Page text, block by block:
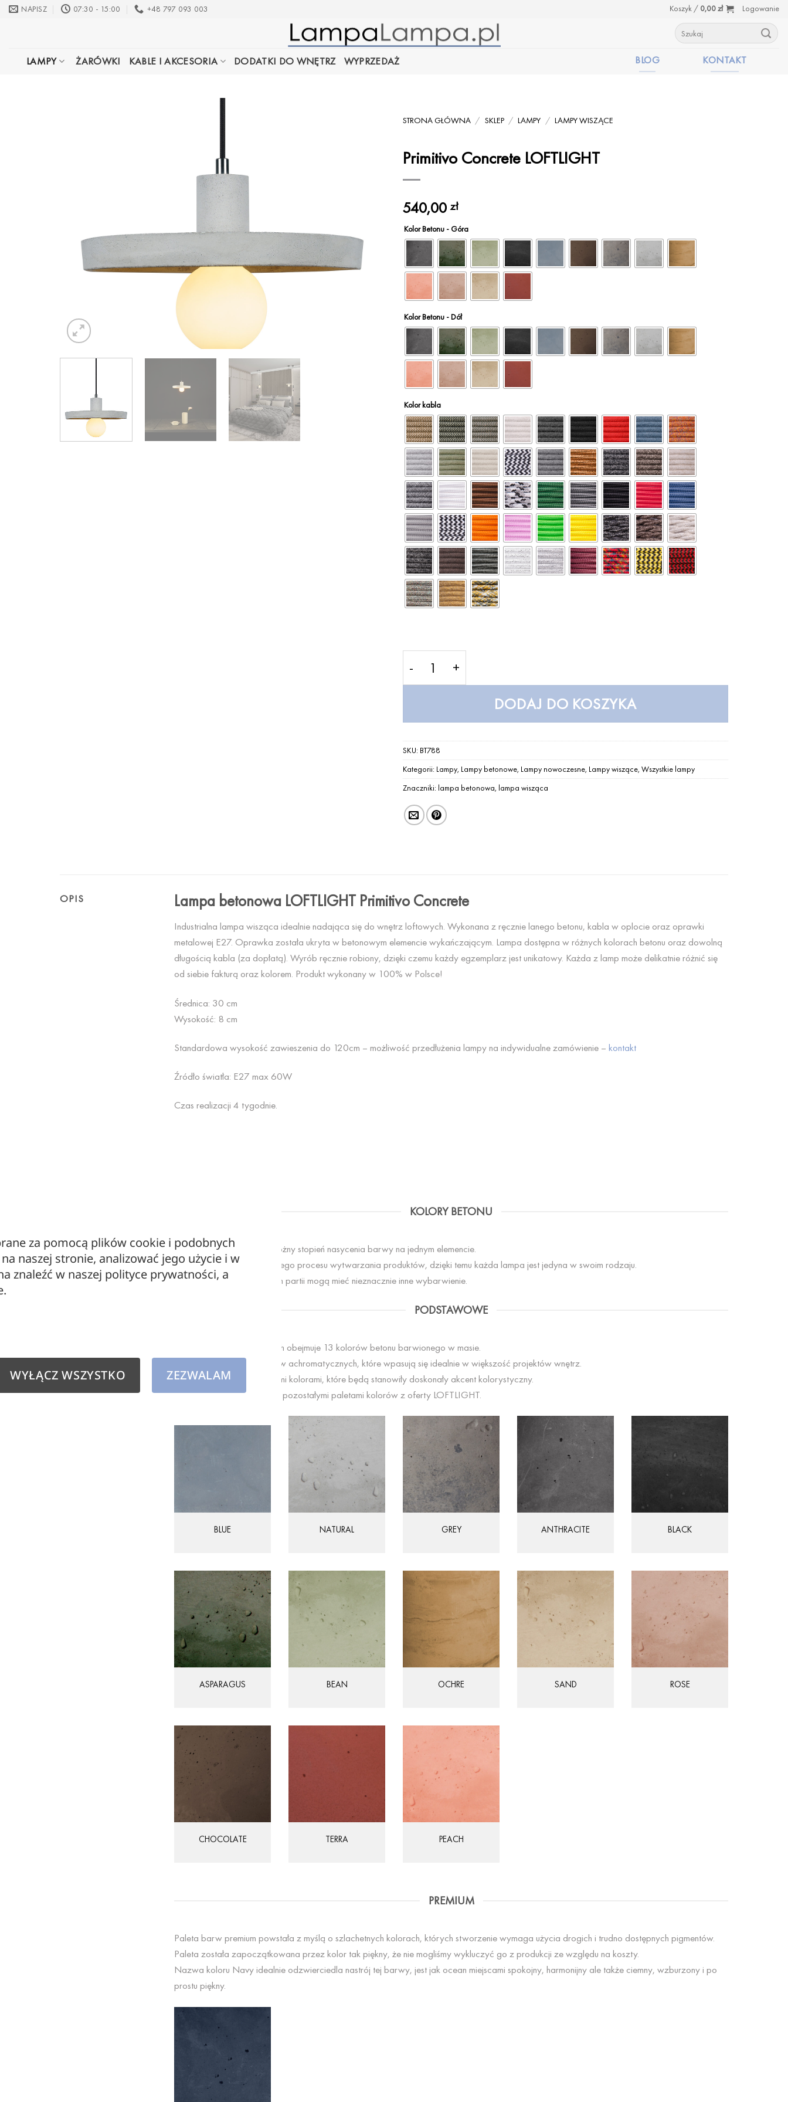
PrzewińNAPISZ 07:30 - 15:00 +48 797 093 003 Koszyk / 0,00zł
Logowanie
Szukaj:
LAMPY ŻARÓWKI KABLE I AKCESORIA DODATKI DO WNĘTRZ WYPRZEDAŻ BLOG KONTAKT
STRONA GŁÓWNA / SKLEP / LAMPY / LAMPY WISZĄCE
Primitivo Concrete LOFTLIGHT
540,00zł
Kolor Betonu - Góra
Kolor Betonu - Dół
Kolor kabla
ilość Primitivo Concrete LOFTLIGHT
DODAJ DO KOSZYKA
SKU: BT788
Kategorii: Lampy, Lampy betonowe, Lampy nowoczesne, Lampy wiszące, Wszystkie lampy
Znaczniki: lampa betonowa, lampa wisząca
OPIS Lampa betonowa LOFTLIGHT Primitivo Concrete
Industrialna lampa wisząca idealnie nadająca się do wnętrz loftowych. Wykonana z ręcznie lanego betonu, kabla w oplocie oraz oprawki
metalowej E27. Oprawka została ukryta w betonowym elemencie wykańczającym. Lampa dostępna w różnych kolorach betonu oraz dowolną
długością kabla (za dopłatą). Wyrób ręcznie robiony, dzięki czemu każdy egzemplarz jest unikatowy. Każda z lamp może delikatnie różnić się
od siebie fakturą oraz kolorem. Produkt wykonany w 100% w Polsce!
Średnica: 30 cm
Wysokość: 8 cm
Standardowa wysokość zawieszenia do 120cm – możliwość przedłużenia lampy na indywidualne zamówienie – kontakt
Źródło światła: E27 max 60W
Czas realizacji 4 tygodnie.
KOLORY BETONU
Beton może prezentować różny stopień nasycenia barwy na jednym elemencie.
Jest to naturalny efekt ręcznego procesu wytwarzania produktów, dzięki temu każda lampa jest jedyna w swoim rodzaju.
Elementy z betonu z różnych partii mogą mieć nieznacznie inne wybarwienie.
PODSTAWOWE
Paleta barw podstawowych obejmuje 13 kolorów betonu barwionego w masie.
Zawiera szeroką gamę barw achromatycznych, które wpasują się idealnie w większość projektów wnętrz.
Została uzupełniona modnymi kolorami, które będą stanowiły doskonały akcent kolorystyczny.
Połączą się także idealnie z pozostałymi paletami kolorów z oferty LOFTLIGHT.
BLUE NATURAL GREY ANTHRACITE BLACK
ASPARAGUS BEAN OCHRE SAND ROSE
CHOCOLATE TERRA PEACH
PREMIUM
Paleta barw premium powstała z myślą o szlachetnych kolorach, których stworzenie wymaga użycia drogich i trudno dostępnych pigmentów.
Paleta została zapoczątkowana przez kolor tak piękny, że nie mogliśmy wykluczyć go z produkcji ze względu na koszty.
Nazwa koloru Navy idealnie odzwierciedla nastrój tej barwy, jest jak ocean miejscami spokojny, harmonijny ale także ciemny, wzburzony i po
prostu piękny.
za pomocą plików cookie i podobnych
naszej stronie, analizować jego użycie i w
znaleźć w naszej polityce prywatności, a
WYŁĄCZ WSZYSTKO ZEZWALAM